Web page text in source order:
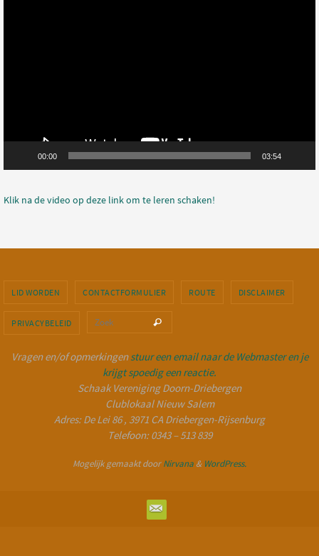
00:00 03:54
Klik na de video op deze link om te leren schaken!
LID WORDEN CONTACTFORMULIER ROUTE DISCLAIMER
PRIVACYBELEID Zoek
Vragen en/of opmerkingenstuur een email naar de Webmaster en je
krijgt spoedig een reactie.
Schaak Vereniging Doorn-Driebergen
Clublokaal Nieuw Salem
Adres: De Lei 86 , 3971 CA Driebergen-Rijsenburg
Telefoon: 0343 – 513 839
Mogelijk gemaakt doorNirvana & WordPress.